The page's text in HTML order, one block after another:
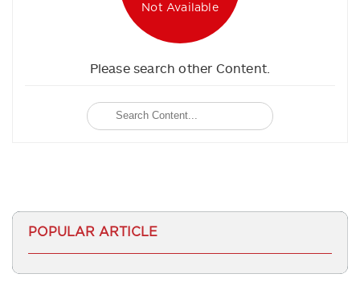
Not Available
Please search other Content.
POPULAR ARTICLE